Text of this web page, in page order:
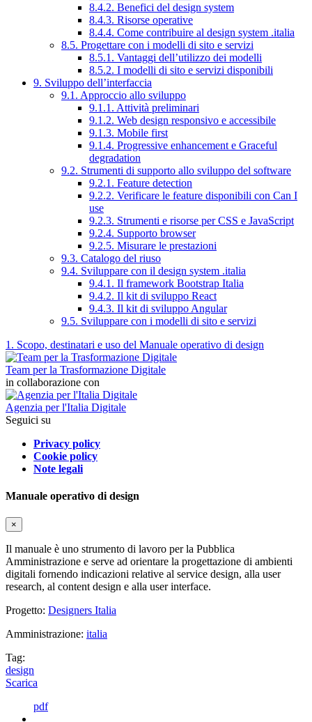
8.4.2. Benefici del design system
8.4.3. Risorse operative
8.4.4. Come contribuire al design system .italia
8.5. Progettare con i modelli di sito e servizi
8.5.1. Vantaggi dell’utilizzo dei modelli
8.5.2. I modelli di sito e servizi disponibili
9. Sviluppo dell’interfaccia
9.1. Approccio allo sviluppo
9.1.1. Attività preliminari
9.1.2. Web design responsivo e accessibile
9.1.3. Mobile first
9.1.4. Progressive enhancement e Graceful
degradation
9.2. Strumenti di supporto allo sviluppo del software
9.2.1. Feature detection
9.2.2. Verificare le feature disponibili con Can I
use
9.2.3. Strumenti e risorse per CSS e JavaScript
9.2.4. Supporto browser
9.2.5. Misurare le prestazioni
9.3. Catalogo del riuso
9.4. Sviluppare con il design system .italia
9.4.1. Il framework Bootstrap Italia
9.4.2. Il kit di sviluppo React
9.4.3. Il kit di sviluppo Angular
9.5. Sviluppare con i modelli di sito e servizi
1. Scopo, destinatari e uso del Manuale operativo di design
Team per la Trasformazione Digitale
in collaborazione con
Agenzia per l'Italia Digitale
Seguici su
Privacy policy
Cookie policy
Note legali
Manuale operativo di design
×
Il manuale è uno strumento di lavoro per la Pubblica
Amministrazione e serve ad orientare la progettazione di ambienti
digitali fornendo indicazioni relative al service design, alla user
research, al content design e alla user interface.
Progetto: Designers Italia
Amministrazione: italia
Tag:
design
Scarica
pdf